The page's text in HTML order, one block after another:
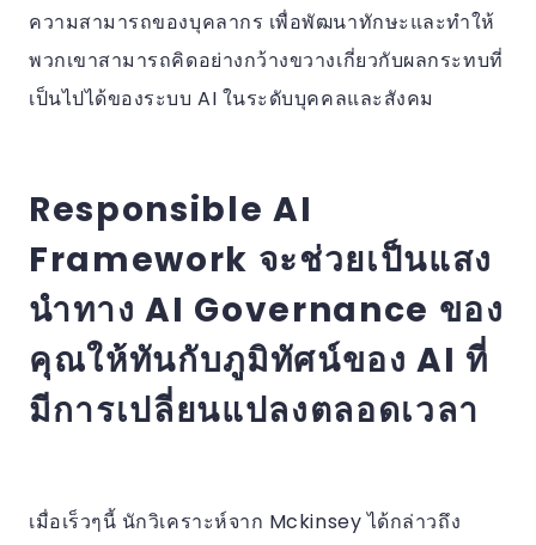
ความสามารถของบุคลากร เพื่อพัฒนาทักษะและทำให้
พวกเขาสามารถคิดอย่างกว้างขวางเกี่ยวกับผลกระทบที่
เป็นไปได้ของระบบ AI ในระดับบุคคลและสังคม
Responsible AI
Framework จะช่วยเป็นแสง
นำทาง AI Governance ของ
คุณให้ทันกับภูมิทัศน์ของ AI ที่
มีการเปลี่ยนแปลงตลอดเวลา
เมื่อเร็วๆนี้ นักวิเคราะห์จาก Mckinsey ได้กล่าวถึง